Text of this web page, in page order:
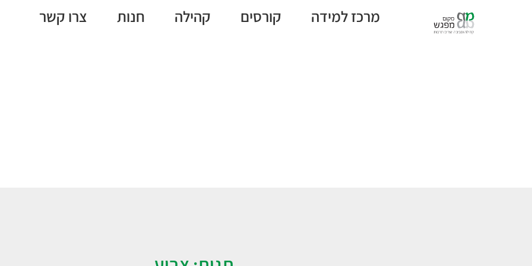
מרכז למידה קורסים קהילה חנות צרו קשר